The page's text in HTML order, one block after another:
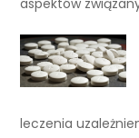
leczenia